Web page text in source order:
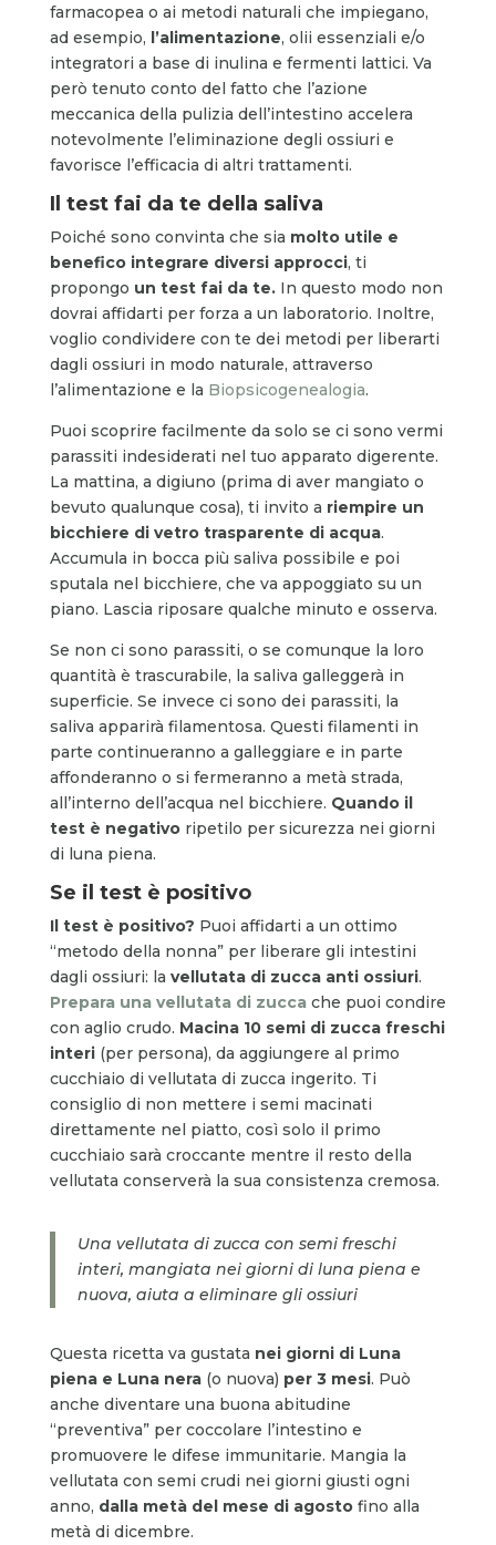
farmacopea o ai metodi naturali che impiegano,
ad esempio, l’alimentazione, olii essenziali e/o
integratori a base di inulina e fermenti lattici. Va
però tenuto conto del fatto che l’azione
meccanica della pulizia dell’intestino accelera
notevolmente l’eliminazione degli ossiuri e
favorisce l’efficacia di altri trattamenti.
Il test fai da te della saliva
Poiché sono convinta che sia molto utile e
benefico integrare diversi approcci, ti
propongo un test fai da te. In questo modo non
dovrai affidarti per forza a un laboratorio. Inoltre,
voglio condividere con te dei metodi per liberarti
dagli ossiuri in modo naturale, attraverso
l’alimentazione e la Biopsicogenealogia.
Puoi scoprire facilmente da solo se ci sono vermi
parassiti indesiderati nel tuo apparato digerente.
La mattina, a digiuno (prima di aver mangiato o
bevuto qualunque cosa), ti invito a riempire un
bicchiere di vetro trasparente di acqua.
Accumula in bocca più saliva possibile e poi
sputala nel bicchiere, che va appoggiato su un
piano. Lascia riposare qualche minuto e osserva.
Se non ci sono parassiti, o se comunque la loro
quantità è trascurabile, la saliva galleggerà in
superficie. Se invece ci sono dei parassiti, la
saliva apparirà filamentosa. Questi filamenti in
parte continueranno a galleggiare e in parte
affonderanno o si fermeranno a metà strada,
all’interno dell’acqua nel bicchiere. Quando il
test è negativoripetilo per sicurezza nei giorni
di luna piena.
Se il test è positivo
Il test è positivo? Puoi affidarti a un ottimo
“metodo della nonna” per liberare gli intestini
dagli ossiuri: la vellutata di zucca anti ossiuri.
Prepara una vellutata di zucca che puoi condire
con aglio crudo. Macina 10 semi di zucca freschi
interi (per persona), da aggiungere al primo
cucchiaio di vellutata di zucca ingerito. Ti
consiglio di non mettere i semi macinati
direttamente nel piatto, così solo il primo
cucchiaio sarà croccante mentre il resto della
vellutata conserverà la sua consistenza cremosa.
Una vellutata di zucca con semi freschi
interi, mangiata nei giorni di luna piena e
nuova, aiuta a eliminare gli ossiuri
Questa ricetta va gustata nei giorni di Luna
piena e Luna nera(o nuova) per 3 mesi. Può
anche diventare una buona abitudine
“preventiva” per coccolare l’intestino e
promuovere le difese immunitarie. Mangia la
vellutata con semi crudi nei giorni giusti ogni
anno, dalla metà del mese di agostofino alla
metà di dicembre.